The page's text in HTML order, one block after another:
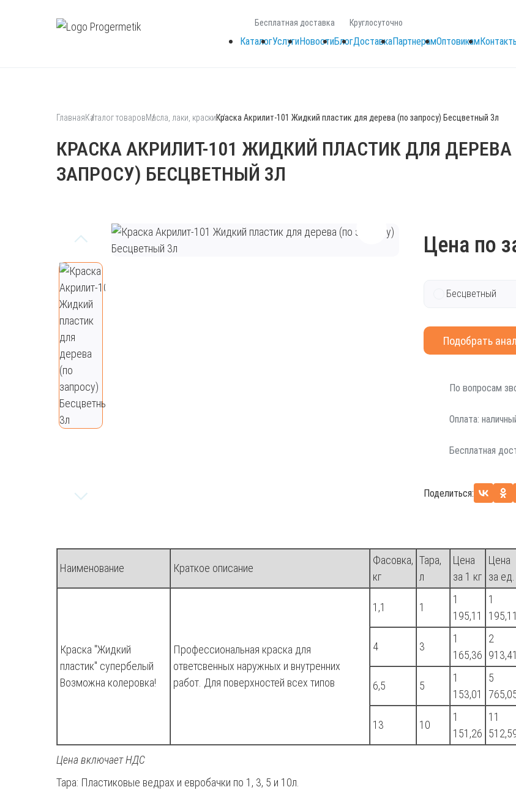
Бесплатная доставка Круглосуточно
КаталогУслугиНовостиБлогДоставкаПартнерамОптовикам
ГлавнаяКаталог товаровМасла, лаки, краскиКраска Акрилит-101 Жидкий пластик для дерева (по запросу) Бесцветный 3л
КРАСКА АКРИЛИТ-101 ЖИДКИЙ ПЛАСТИК ДЛЯ
ЗАПРОСУ) БЕСЦВЕТНЫЙ 3Л
Цена по
Бесцветный
Подобрать
По вопросам
Оплата:
Бесплатная
Поделиться:
Наименование Краткое описание
Фасовка,
кг
Тара,
л
Цена
за 1 кг
Цена
за ед.
Краска "Жидкий
пластик" супербелый
Возможна колеровка!
Профессиональная краска для
ответсвенных наружных и внутренних
работ. Для поверхностей всех типов
1,1 1
1
195,11
1
195,11
4 3
1
165,36
2
913,41
6,5 5
1
153,01
5
13 10
1
151,26
11
Цена включает НДС
Тара: Пластиковые ведрах и евробачки по 1, 3, 5 и 10л.